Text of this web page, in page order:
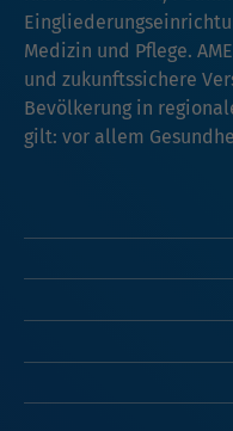
Medizin und Pflege.
und zukunftssichere
Bevölkerung in
gilt: vor allem